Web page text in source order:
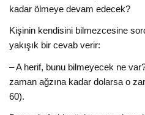
kadar ölmeye devam edecek?
Kişinin kendisini bilmezcesine
yakışık bir cevab verir:
– A herif, bunu bilmeyecek ne
zaman ağzına kadar dolarsa o
60).